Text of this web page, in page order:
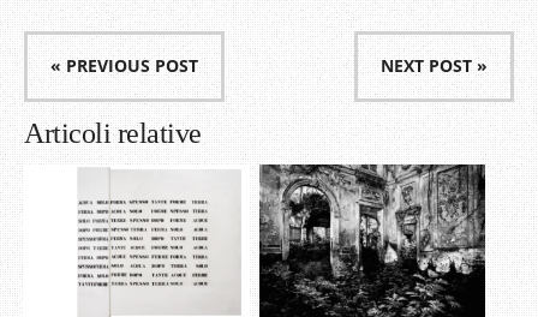
« PREVIOUS POST NEXT POST »
Articoli relative